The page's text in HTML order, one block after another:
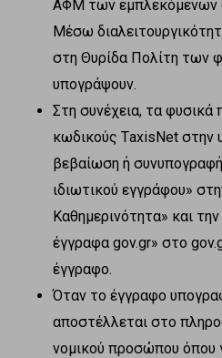
ΑΦΜ των
Μέσω
στη Θυρίδα Πολίτη των
υπογράψουν.
Στη συνέχεια, τα
κωδικούς ΤaxisΝet στην
βεβαίωση ή
ιδιωτικού εγγράφου»
Καθημερινότητα» και
έγγραφα gov.gr» στο
έγγραφο.
Όταν το έγγραφο
αποστέλλεται στο
νομικού προσώπου όπου